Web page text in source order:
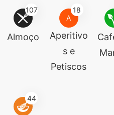
107
Almoço
A
18
Aperitivo
s e
Petiscos
44